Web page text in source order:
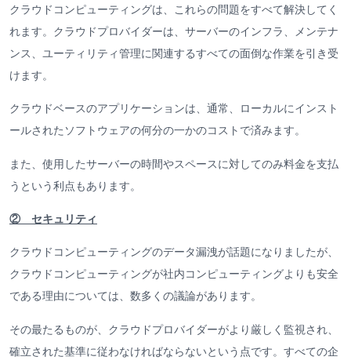
クラウドコンピューティングは、これらの問題をすべて解決してく
れます。クラウドプロバイダーは、サーバーのインフラ、メンテナ
ンス、ユーティリティ管理に関連するすべての面倒な作業を引き受
けます。
クラウドベースのアプリケーションは、通常、ローカルにインスト
ールされたソフトウェアの何分の一かのコストで済みます。
また、使用したサーバーの時間やスペースに対してのみ料金を支払
うという利点もあります。
② セキュリティ
クラウドコンピューティングのデータ漏洩が話題になりましたが、
クラウドコンピューティングが社内コンピューティングよりも安全
である理由については、数多くの議論があります。
その最たるものが、クラウドプロバイダーがより厳しく監視され、
確立された基準に従わなければならないという点です。すべての企